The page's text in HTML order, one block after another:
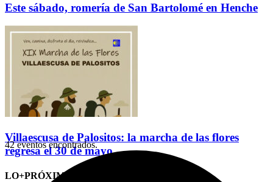
Este sábado, romería de San Bartolomé en Henche
Villaescusa de Palositos: la marcha de las flores
regresa el 30 de mayo
LO+PRÓXIMO (CITAS)
42 eventos encontrados.